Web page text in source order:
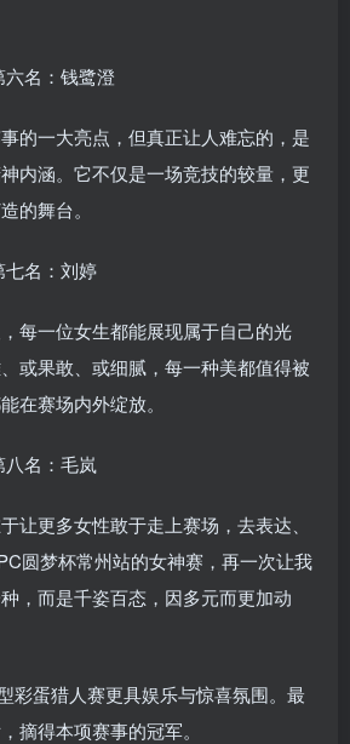
六名：钱鹭澄
的一大亮点，但真正让人难忘的，是
内涵。它不仅是一场竞技的较量，更
的舞台。
七名：刘婷
每一位女生都能展现属于自己的光
或果敢、或细腻，每一种美都值得被
在赛场内外绽放。
八名：毛岚
让更多女性敢于走上赛场，去表达、
圆梦杯常州站的女神赛，再一次让我
，而是千姿百态，因多元而更加动
彩蛋猎人赛更具娱乐与惊喜氛围。最
摘得本项赛事的冠军。